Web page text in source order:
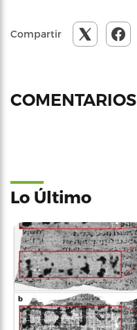
Compartir
COMENTARIOS
Lo Último